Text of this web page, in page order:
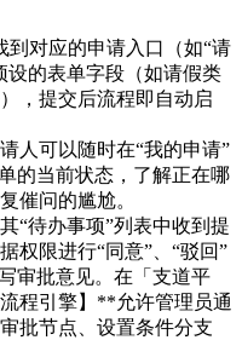
到对应的申请入口（如“请
设的表单字段（如请假类
，提交后流程即自动启
人可以随时在“我的申请”
的当前状态，了解正在哪
催问的尴尬。
“待办事项”列表中收到提
权限进行“同意”、“驳回”
审批意见。在「支道平
程引擎】**允许管理员通
批节点、设置条件分支